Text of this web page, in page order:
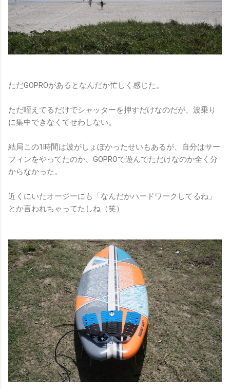
ただGOPROがあるとなんだか忙しく感じた。
ただ咥えてるだけでシャッターを押すだけなのだが、波乗り
に集中できなくてせわしない。
結局この1時間は波がしょぼかったせいもあるが、自分はサー
フィンをやってたのか、GOPROで遊んでただけなのか全く分
からなかった。
近くにいたオージーにも「なんだかハードワークしてるね」
とか言われちゃってたしね（笑）